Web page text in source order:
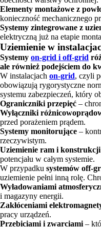
Elementy montażowe z
konieczność mechanicznego
Systemy zintegrowane z
elektryczną już na etapie
Uziemienie w
Systemy on-grid i off-grid
ale również podejściem do
W instalacjach on-grid, czyli
obowiązują rygorystyczne
systemu zabezpieczeń, który
Ograniczniki przepięć –
Wyłączniki
przed porażeniem prądem.
Systemy monitorujące –
rzeczywistym.
Uziemienie ram i
potencjału w całym systemie.
W przypadku systemów off-
uziemienie pełni inną rolę.
Wyładowaniami
i magazyny energii.
Zakłóceniami
pracy urządzeń.
Przebiciami i zwarciami –